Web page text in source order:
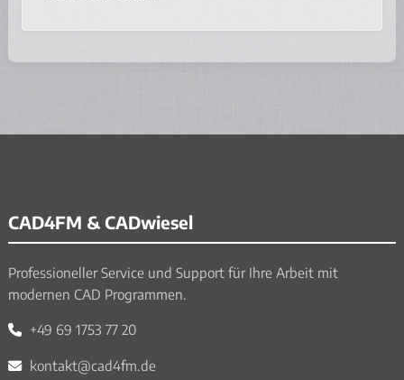
CAD4FM & CADwiesel
Professioneller Service und Support für Ihre Arbeit mit
modernen CAD Programmen.
+49 69 1753 77 20
kontakt@cad4fm.de